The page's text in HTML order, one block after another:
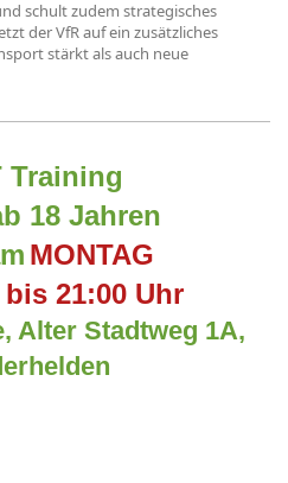
schult zudem strategisches
der VfR auf ein zusätzliches
stärkt als auch neue
Training
18 Jahren
MONTAG
bis 21:00 Uhr
Alter Stadtweg 1A,